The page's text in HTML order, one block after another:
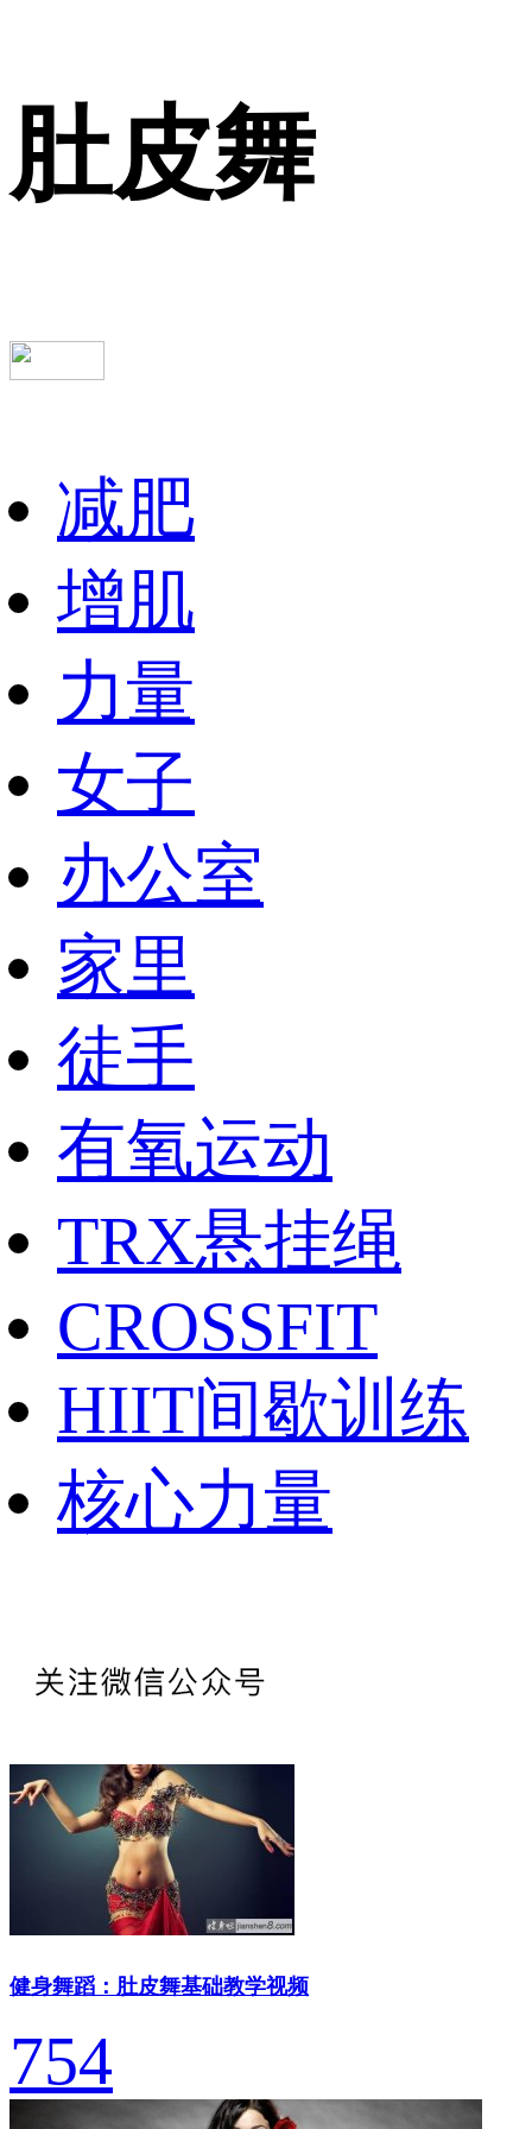
肚皮舞
减肥
增肌
力量
女子
办公室
家里
徒手
有氧运动
TRX悬挂绳
CROSSFIT
HIIT间歇训练
核心力量
健身舞蹈：肚皮舞基础教学视频
754